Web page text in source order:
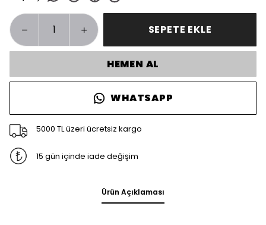
SEPETE EKLE
HEMEN AL
WHATSAPP
5000 TL üzeri ücretsiz kargo
15 gün içinde iade değişim
Ürün Açıklaması